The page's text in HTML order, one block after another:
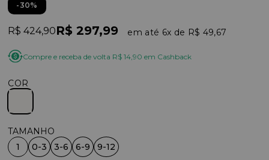
30%
R$ 424,90R$ 297,99 6x R$ 49,67
Compre e receba de volta R$ 14,90 em Cashback
COR
1 0-3 3-6 6-9 9-12